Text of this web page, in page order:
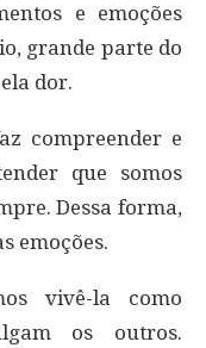
e emoções
grande parte do
dor.
compreender e
que somos
Dessa forma,
emoções.
vivê-la como
os outros.